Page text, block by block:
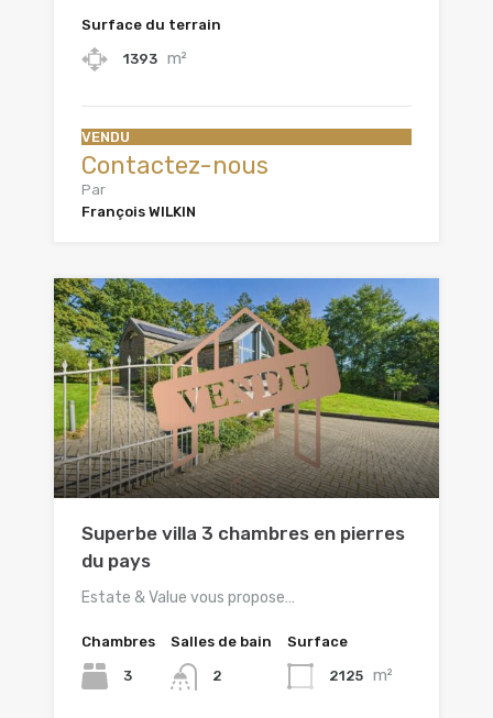
Surface du terrain
1393 m²
VENDU
Contactez-nous
Par
François WILKIN
Superbe villa 3 chambres en pierres
du pays
Estate & Value vous propose…
Chambres
3
Salles de bain
2
Surface
2125 m²